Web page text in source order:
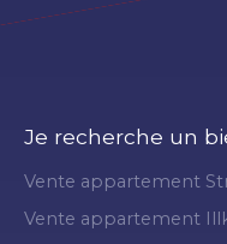
Je recherche un
Vente appartement
Vente appartement